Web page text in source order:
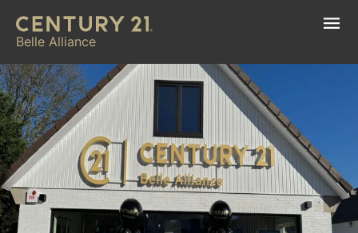
Belle Alliance